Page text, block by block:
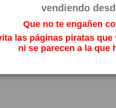
vendiendo
Que no te engañen
las páginas piratas
ni se parecen a la que